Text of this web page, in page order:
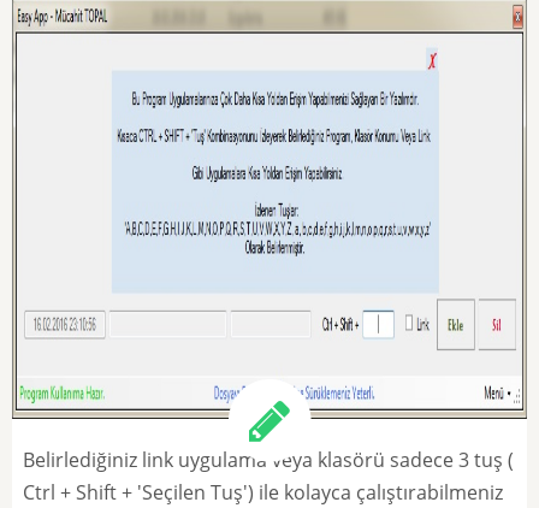
Belirlediğiniz link uygulama veya klasörü sadece 3 tuş (
Ctrl + Shift + 'Seçilen Tuş') ile kolayca çalıştırabilmeniz